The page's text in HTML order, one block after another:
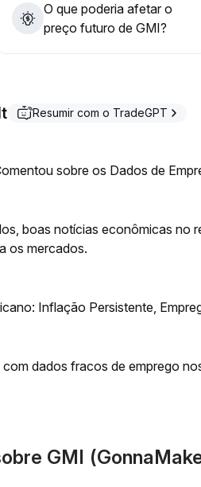
O que poderia afetar o
preço futuro de GMI?
Resumir com o TradeGPT
sobre os Dados de
boas notícias econômicas no
os mercados.
Inflação Persistente,
dados fracos de emprego
GMI